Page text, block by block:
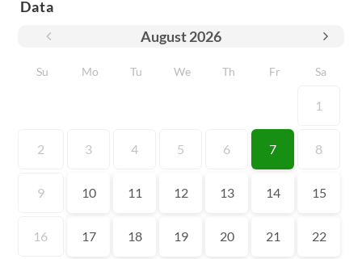
Data
August2026
Su Mo Tu We Th Fr Sa
1
2 3 4 5 6 7 8
9 10 11 12 13 14 15
16 17 18 19 20 21 22